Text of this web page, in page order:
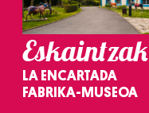
Eskaintzak
LA ENCARTADA
FABRIKA-MUSEOA